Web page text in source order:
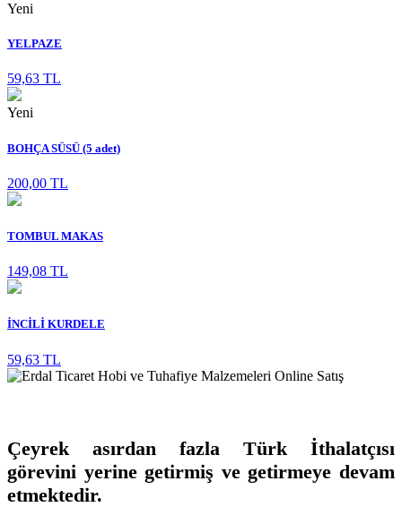
Yeni
YELPAZE
59,63 TL
Yeni
BOHÇA SÜSÜ (5 adet)
200,00 TL
TOMBUL MAKAS
149,08 TL
İNCİLİ KURDELE
59,63 TL
Çeyrek asırdan fazla Türk İthalatçısı
görevini yerine getirmiş ve getirmeye devam
etmektedir.